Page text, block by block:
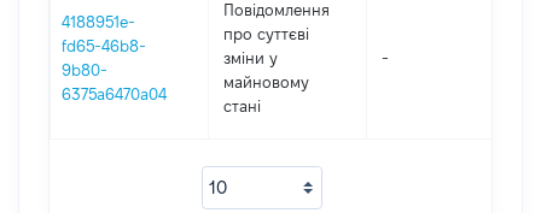
4188951e-
fd65-46b8-
9b80-
6375a6470a04
Повідомлення
про суттєві
зміни y
майновому
стані
-